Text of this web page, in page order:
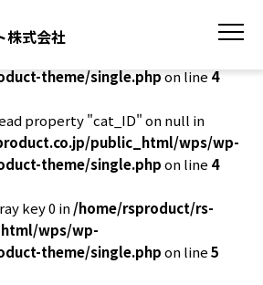
株式会社
key 0 in
wps/wp-
theme/single.phpon line4
property "cat_ID" on null in
public_html/wps/wp-
theme/single.phpon line 4
key 0 in/home/rsproduct/rs-
wps/wp-
theme/single.phpon line5